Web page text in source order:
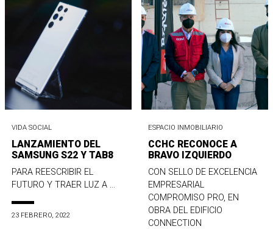
VIDA SOCIAL
LANZAMIENTO DEL
SAMSUNG S22 Y TAB8
PARA REESCRIBIR EL
FUTURO Y TRAER LUZ A ...
23 FEBRERO, 2022
ESPACIO INMOBILIARIO
CCHC RECONOCE A
BRAVO IZQUIERDO
CON SELLO DE EXCELENCIA
EMPRESARIAL
COMPROMISO PRO, EN
OBRA DEL EDIFICIO
CONNECTION